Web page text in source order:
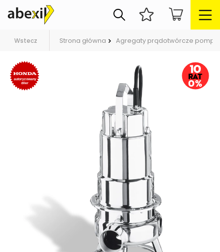
Wstecz Strona główna Agregaty prądotwórcze pompy